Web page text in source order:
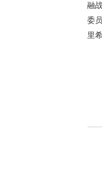
融
委
里